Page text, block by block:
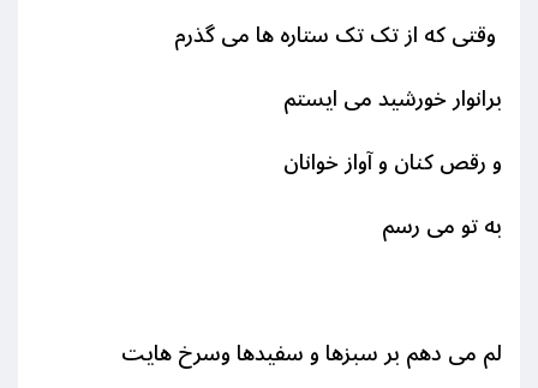
وقتی که از تک تک ستاره ها می گذرم
برانوار خورشید می ایستم
و رقص کنان و آواز خوانان
به تو می رسم
لم می دهم بر سبزها و سفیدها وسرخ هایت